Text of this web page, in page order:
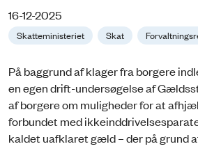
16-12-2025
Skatteministeriet Skat
På baggrund af klager fra borgere
en egen drift-undersøgelse af
af borgere om muligheder for at
forbundet med
kaldet uafklaret gæld – der på grund